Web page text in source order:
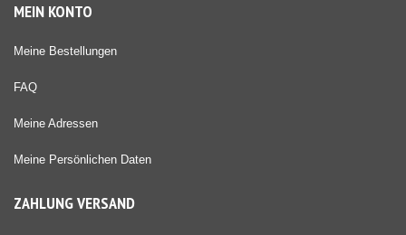
MEIN KONTO
Meine Bestellungen
FAQ
Meine Adressen
Meine Persönlichen Daten
ZAHLUNG VERSAND